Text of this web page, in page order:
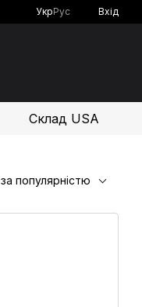
УкрРус Вхід
Склад USA
за популярністю